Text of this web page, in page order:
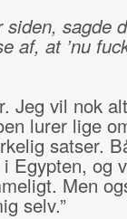
sagde
af, at ’nu
Jeg vil nok
lurer lige
satser.
Egypten, og
Men
selv.”